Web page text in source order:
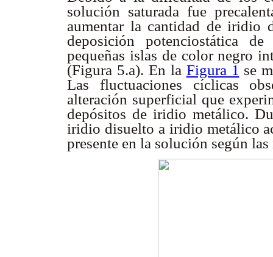
solución saturada fue
aumentar la cantidad de iridio
deposición potenciostática
pequeñas islas de color negro
(Figura 5.a). En la Figura 1 se
Las fluctuaciones cíclicas
alteración superficial que
depósitos de iridio metálico.
iridio disuelto a iridio metálico
presente en la solución según las